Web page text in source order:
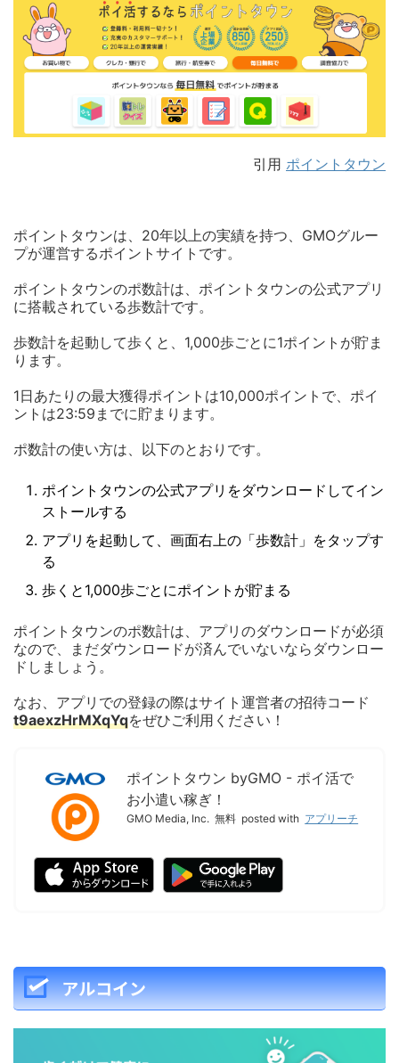
引用 ポイントタウン
ポイントタウンは、20年以上の実績を持つ、GMOグルー
プが運営するポイントサイトです。
ポイントタウンのポ数計は、ポイントタウンの公式アプリ
に搭載されている歩数計です。
歩数計を起動して歩くと、1,000歩ごとに1ポイントが貯ま
ります。
1日あたりの最大獲得ポイントは10,000ポイントで、ポイ
ントは23:59までに貯まります。
ポ数計の使い方は、以下のとおりです。
ポイントタウンの公式アプリをダウンロードしてイン
ストールする
アプリを起動して、画面右上の「歩数計」をタップす
る
歩くと1,000歩ごとにポイントが貯まる
ポイントタウンのポ数計は、アプリのダウンロードが必須
なので、まだダウンロードが済んでいないならダウンロー
ドしましょう。
なお、アプリでの登録の際はサイト運営者の招待コード
t9aexzHrMXqYqをぜひご利用ください！
ポイントタウン byGMO - ポイ活で
お小遣い稼ぎ！
GMO Media, Inc. 無料 posted with アプリーチ
アルコイン